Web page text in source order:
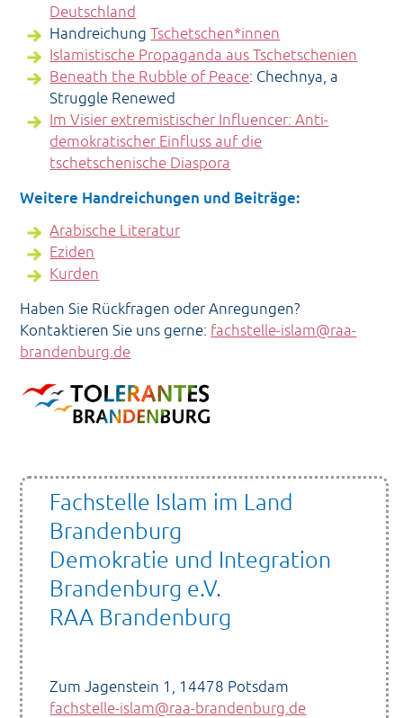
Deutschland
HandreichungTschetschen*innen
Islamistische Propaganda aus Tschetschenien
Beneath the Rubble of Peace: Chechnya, a
Struggle Renewed
Im Visier extremistischer Influencer: Anti-
demokratischer Einfluss auf die
tschetschenische Diaspora
Weitere Handreichungen und Beiträge:
Arabische Literatur
Eziden
Kurden
Haben Sie Rückfragen oder Anregungen?
Kontaktieren Sie uns gerne: fachstelle-islam@raa-
brandenburg.de
Fachstelle Islam im Land
Brandenburg
Demokratie und Integration
Brandenburg e.V.
RAA Brandenburg
Zum Jagenstein 1, 14478 Potsdam
fachstelle-islam@raa-brandenburg.de